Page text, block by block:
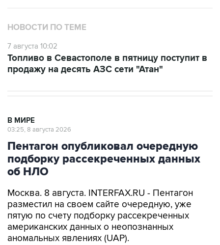
НОВОСТИ ПО ТЕМЕ
7 августа 10:02
Топливо в Севастополе в пятницу поступит в
продажу на десять АЗС сети "Атан"
В МИРЕ
03:25, 8 августа 2026
Пентагон опубликовал очередную
подборку рассекреченных данных
об НЛО
Москва. 8 августа. INTERFAX.RU - Пентагон
разместил на своем сайте очередную, уже
пятую по счету подборку рассекреченных
американских данных о неопознанных
аномальных явлениях (UAP).